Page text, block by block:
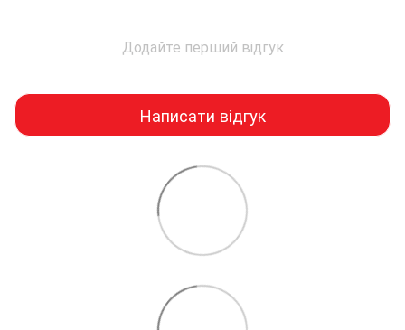
Додайте перший відгук
Написати відгук